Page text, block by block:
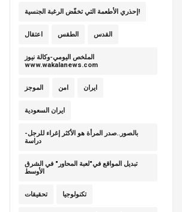
إحذري الأطعمة التي تخفّض الرغبة الجنسية!
اعتقال الطقس القدس
الملخص اليومي-وكالة نيوز
www.wakalanews.com
الموجز امن ايران
ايران السعودية
بالصور..صدر المرأة هو الأكثر إغراء للرجل-
دراسة
تبديل المواقع في"لعبة المحاور" في الشرق
الأوسط
تحقيقات تكنولوجيا